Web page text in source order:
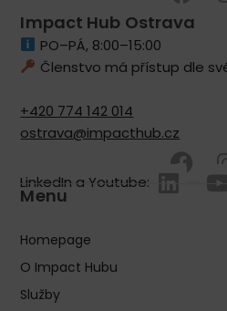
Impact Hub Ostrava
PO–PÁ, 8:00–15:00
Členstvo má přístup dle
+420 774 142 014
ostrava@impacthub.cz
LinkedIn a Youtube:
Menu
Homepage
O Impact Hubu
Služby